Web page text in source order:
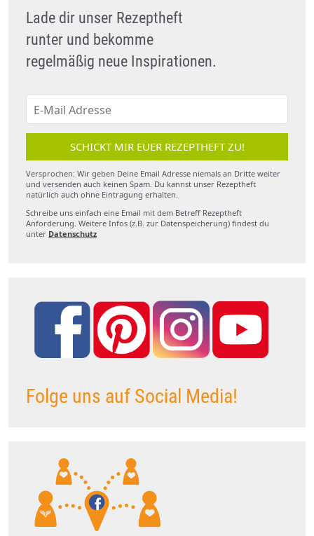
Lade dir unser Rezeptheft
runter und bekomme
regelmäßig neue Inspirationen.
SCHICKT MIR EUER REZEPTHEFT ZU!
Versprochen: Wir geben Deine Email Adresse niemals an Dritte weiter
und versenden auch keinen Spam. Du kannst unser Rezeptheft
natürlich auch ohne Eintragung erhalten.
Schreibe uns einfach eine Email mit dem Betreff Rezeptheft
Anforderung. Weitere Infos (z.B. zur Datenspeicherung) findest du
unter Datenschutz
Folge uns auf Social Media!